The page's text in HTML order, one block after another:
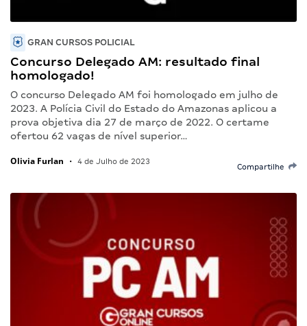
GRAN CURSOS POLICIAL
Concurso Delegado AM: resultado final
homologado!
O concurso Delegado AM foi homologado em julho de
2023. A Polícia Civil do Estado do Amazonas aplicou a
prova objetiva dia 27 de março de 2022. O certame
ofertou 62 vagas de nível superior…
Olivia Furlan • 4 de Julho de 2023
Compartilhe